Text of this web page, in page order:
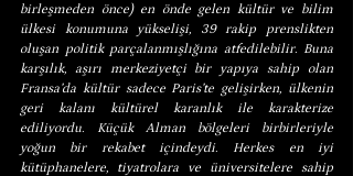
birleşmeden önce) en önde gelen kültür ve bilim
ülkesi konumuna yükselişi, 39 rakip prenslikten
oluşan politik parçalanmışlığına atfedilebilir. Buna
karşılık, aşırı merkeziyetçi bir yapıya sahip olan
Fransa’da kültür sadece Paris’te gelişirken, ülkenin
geri kalanı kültürel karanlık ile karakterize
ediliyordu. Küçük Alman bölgeleri birbirleriyle
yoğun bir rekabet içindeydi. Herkes en iyi
kütüphanelere, tiyatrolara ve üniversitelere sahip